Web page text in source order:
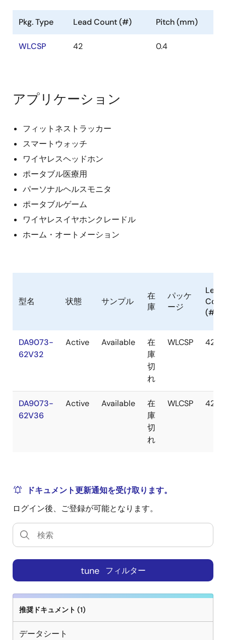
Pkg. Type Lead Count (#) Pitch (mm)
WLCSP 42 0.4
アプリケーション
フィットネストラッカー
スマートウォッチ
ワイヤレスヘッドホン
ポータブル医療用
パーソナルヘルスモニタ
ポータブルゲーム
ワイヤレスイヤホンクレードル
ホーム・オートメーション
型名 状態 サンプル
在
庫
パッケ
ージ
Lead
(#)
DA9073-
62V32
Active Available
在
庫
切
れ
WLCSP 42#
DA9073-
62V36
Active Available
在
庫
切
れ
WLCSP 42#
ドキュメント更新通知を受け取ります。
ログイン後、ご登録が可能となります。
tune フィルター
推奨ドキュメント (1)
データシート